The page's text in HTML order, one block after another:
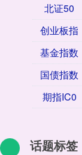
北证50
创业板指
基金指数
国债指数
期指IC0
话题标签